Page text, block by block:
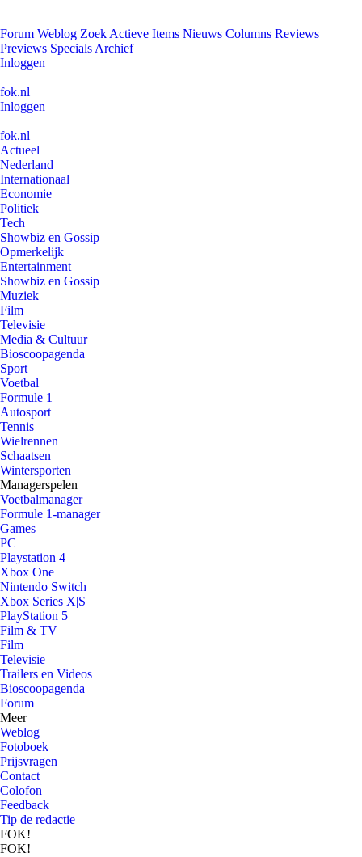
Forum Weblog Zoek Actieve Items Nieuws Columns Reviews
Previews Specials Archief
Inloggen
fok.nl
Inloggen
fok.nl
Actueel
Nederland
Internationaal
Economie
Politiek
Tech
Showbiz en Gossip
Opmerkelijk
Entertainment
Showbiz en Gossip
Muziek
Film
Televisie
Media & Cultuur
Bioscoopagenda
Sport
Voetbal
Formule 1
Autosport
Tennis
Wielrennen
Schaatsen
Wintersporten
Managerspelen
Voetbalmanager
Formule 1-manager
Games
PC
Playstation 4
Xbox One
Nintendo Switch
Xbox Series X|S
PlayStation 5
Film & TV
Film
Televisie
Trailers en Videos
Bioscoopagenda
Forum
Meer
Weblog
Fotoboek
Prijsvragen
Contact
Colofon
Feedback
Tip de redactie
FOK!
FOK!